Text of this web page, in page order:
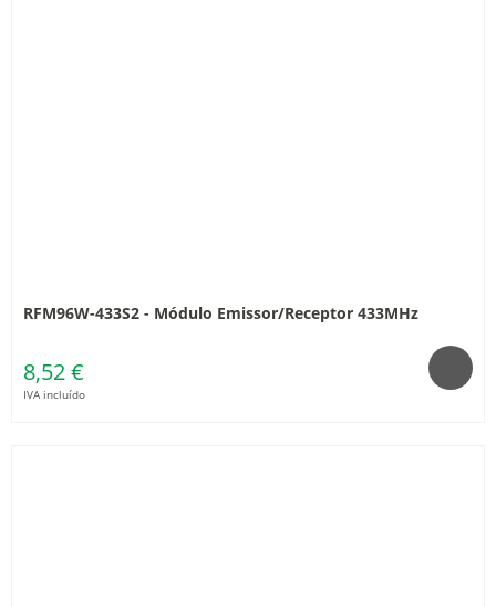
RFM96W-433S2 - Módulo Emissor/Receptor 433MHz
8,52 €
IVA incluído